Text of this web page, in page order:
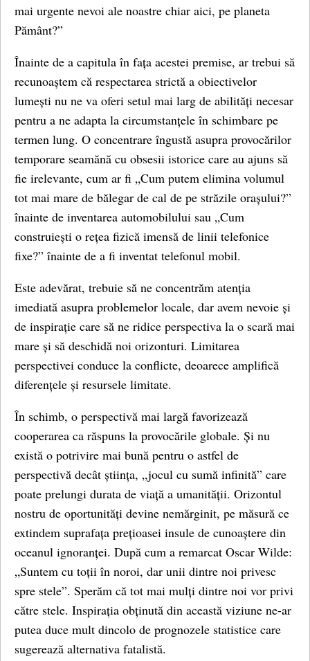
mai urgente nevoi ale noastre chiar aici, pe planeta
Pământ?”
Înainte de a capitula în fața acestei premise, ar trebui să
recunoaștem că respectarea strictă a obiectivelor
lumești nu ne va oferi setul mai larg de abilități necesar
pentru a ne adapta la circumstanțele în schimbare pe
termen lung. O concentrare îngustă asupra provocărilor
temporare seamănă cu obsesii istorice care au ajuns să
fie irelevante, cum ar fi „Cum putem elimina volumul
tot mai mare de bălegar de cal de pe străzile orașului?”
înainte de inventarea automobilului sau „Cum
construiești o rețea fizică imensă de linii telefonice
fixe?” înainte de a fi inventat telefonul mobil.
Este adevărat, trebuie să ne concentrăm atenția
imediată asupra problemelor locale, dar avem nevoie și
de inspirație care să ne ridice perspectiva la o scară mai
mare și să deschidă noi orizonturi. Limitarea
perspectivei conduce la conflicte, deoarece amplifică
diferențele și resursele limitate.
În schimb, o perspectivă mai largă favorizează
cooperarea ca răspuns la provocările globale. Și nu
există o potrivire mai bună pentru o astfel de
perspectivă decât știința, „jocul cu sumă infinită” care
poate prelungi durata de viață a umanității. Orizontul
nostru de oportunități devine nemărginit, pe măsură ce
extindem suprafața prețioasei insule de cunoaștere din
oceanul ignoranței. După cum a remarcat Oscar Wilde:
„Suntem cu toții în noroi, dar unii dintre noi privesc
spre stele”. Sperăm că tot mai mulți dintre noi vor privi
către stele. Inspirația obținută din această viziune ne-ar
putea duce mult dincolo de prognozele statistice care
sugerează alternativa fatalistă.